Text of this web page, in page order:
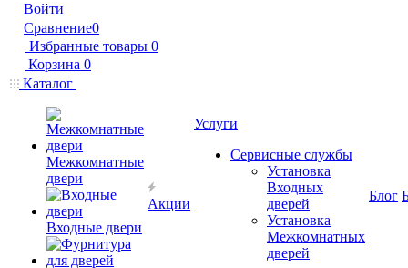
Войти
Сравнение0
Избранные товары 0
Корзина 0
Каталог
Межкомнатные
двери
Входные двери
Акции
Услуги
Сервисные службы
Установка
Входных
дверей
Установка
Межкомнатных
дверей
Блог